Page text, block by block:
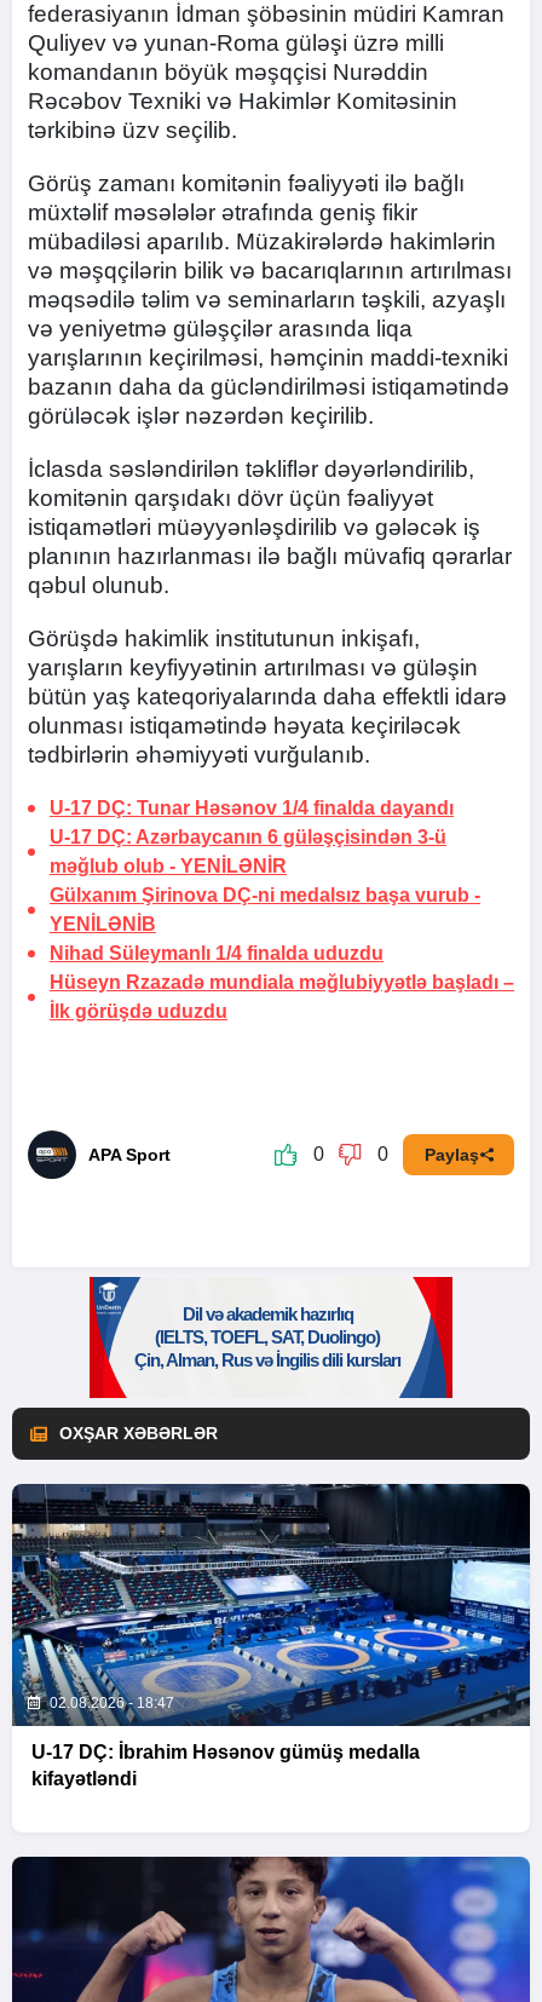
federasiyanın İdman şöbəsinin müdiri Kamran
Quliyev və yunan-Roma güləşi üzrə milli
komandanın böyük məşqçisi Nurəddin
Rəcəbov Texniki və Hakimlər Komitəsinin
tərkibinə üzv seçilib.
Görüş zamanı komitənin fəaliyyəti ilə bağlı
müxtəlif məsələlər ətrafında geniş fikir
mübadiləsi aparılıb. Müzakirələrdə hakimlərin
və məşqçilərin bilik və bacarıqlarının artırılması
məqsədilə təlim və seminarların təşkili, azyaşlı
və yeniyetmə güləşçilər arasında liqa
yarışlarının keçirilməsi, həmçinin maddi-texniki
bazanın daha da gücləndirilməsi istiqamətində
görüləcək işlər nəzərdən keçirilib.
İclasda səsləndirilən təkliflər dəyərləndirilib,
komitənin qarşıdakı dövr üçün fəaliyyət
istiqamətləri müəyyənləşdirilib və gələcək iş
planının hazırlanması ilə bağlı müvafiq qərarlar
qəbul olunub.
Görüşdə hakimlik institutunun inkişafı,
yarışların keyfiyyətinin artırılması və güləşin
bütün yaş kateqoriyalarında daha effektli idarə
olunması istiqamətində həyata keçiriləcək
tədbirlərin əhəmiyyəti vurğulanıb.
U-17 DÇ: Tunar Həsənov 1/4 finalda dayandı
U-17 DÇ: Azərbaycanın 6 güləşçisindən 3-ü
məğlub olub - YENİLƏNİR
Gülxanım Şirinova DÇ-ni medalsız başa vurub -
YENİLƏNİB
Nihad Süleymanlı 1/4 finalda uduzdu
Hüseyn Rzazadə mundiala məğlubiyyətlə başladı –
İlk görüşdə uduzdu
APA Sport 0 0 Paylaş
OXŞAR XƏBƏRLƏR
02.08.2026 - 18:47
U-17 DÇ: İbrahim Həsənov gümüş medalla
kifayətləndi